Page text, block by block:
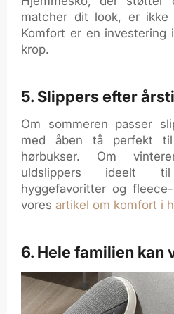
matcher dit look, er
Komfort er en investering
krop.
5. Slippers efter
Om sommeren passer
med åben tå perfekt
hørbukser. Om
uldslippers ideelt
hyggefavoritter og
vores artikel om komfort i
6. Hele familien kan